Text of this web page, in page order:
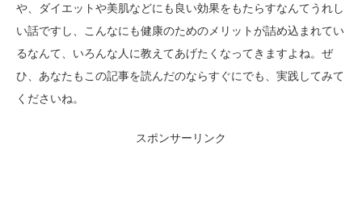
や、ダイエットや美肌などにも良い効果をもたらすなんてうれし
い話ですし、こんなにも健康のためのメリットが詰め込まれてい
るなんて、いろんな人に教えてあげたくなってきますよね。ぜ
ひ、あなたもこの記事を読んだのならすぐにでも、実践してみて
くださいね。
スポンサーリンク